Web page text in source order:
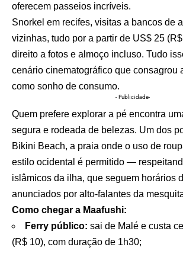
oferecem passeios incríveis.
Snorkel em recifes, visitas a bancos de
vizinhas, tudo por a partir de US$ 25
direito a fotos e almoço incluso. Tudo
cenário cinematográfico que consagrou
como sonho de consumo.
- Publicidade-
Quem prefere explorar a pé encontra
segura e rodeada de belezas. Um dos
Bikini Beach, a praia onde o uso de
estilo ocidental é permitido —
islâmicos da ilha, que seguem horários
anunciados por alto-falantes da
Como chegar a Maafushi:
Ferry público: sai de Malé e custa
(R$ 10), com duração de 1h30;